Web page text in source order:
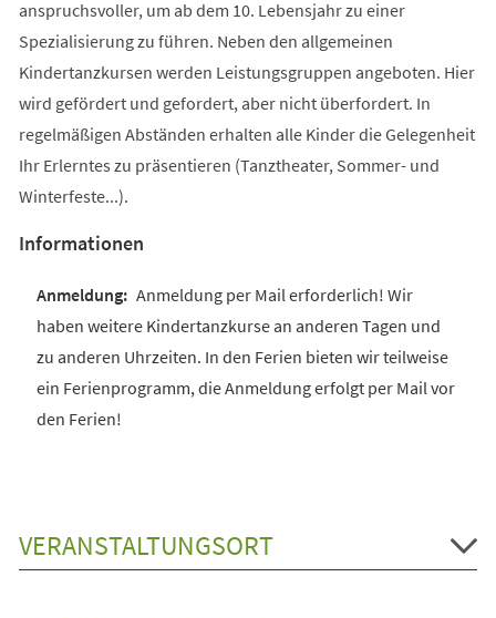
anspruchsvoller, um ab dem 10. Lebensjahr zu einer
Spezialisierung zu führen. Neben den allgemeinen
Kindertanzkursen werden Leistungsgruppen angeboten. Hier
wird gefördert und gefordert, aber nicht überfordert. In
regelmäßigen Abständen erhalten alle Kinder die Gelegenheit
Ihr Erlerntes zu präsentieren (Tanztheater, Sommer- und
Winterfeste...).
Informationen
Anmeldung per Mail erforderlich! Wir
haben weitere Kindertanzkurse an anderen Tagen und
zu anderen Uhrzeiten. In den Ferien bieten wir teilweise
ein Ferienprogramm, die Anmeldung erfolgt per Mail vor
den Ferien!
VERANSTALTUNGSORT